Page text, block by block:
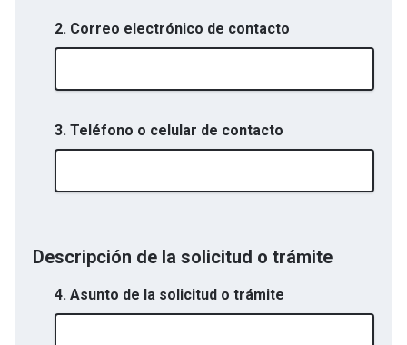
2. Correo electrónico de contacto
3. Teléfono o celular de contacto
Descripción de la solicitud o trámite
4. Asunto de la solicitud o trámite